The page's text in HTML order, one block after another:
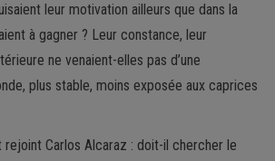
leur motivation ailleurs que dans la
à gagner ? Leur constance, leur
ne venaient-elles pas d’une
plus stable, moins exposée aux caprices
rejoint Carlos Alcaraz : doit-il chercher le